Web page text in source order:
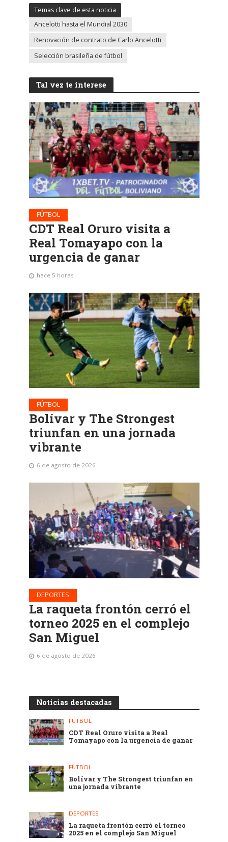
Temas clave de esta noticia
Ancelotti hasta el Mundial 2030
Renovación de contrato de Carlo Ancelotti
Selección brasileña de fútbol
Tal vez te interese
FÚTBOL
CDT Real Oruro visita a
Real Tomayapo con la
urgencia de ganar
hace 5 horas
FÚTBOL
Bolívar y The Strongest
triunfan en una jornada
vibrante
6 de agosto de 2026
DEPORTES
La raqueta frontón cerró el
torneo 2025 en el complejo
San Miguel
6 de agosto de 2026
Noticias destacadas
FÚTBOL
CDT Real Oruro visita a Real
Tomayapo con la urgencia de ganar
FÚTBOL
Bolívar y The Strongest triunfan en
una jornada vibrante
DEPORTES
La raqueta frontón cerró el torneo
2025 en el complejo San Miguel